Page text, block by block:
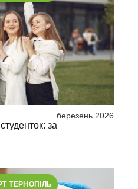
березень 2026
за
ТЕРНОПІЛЬ